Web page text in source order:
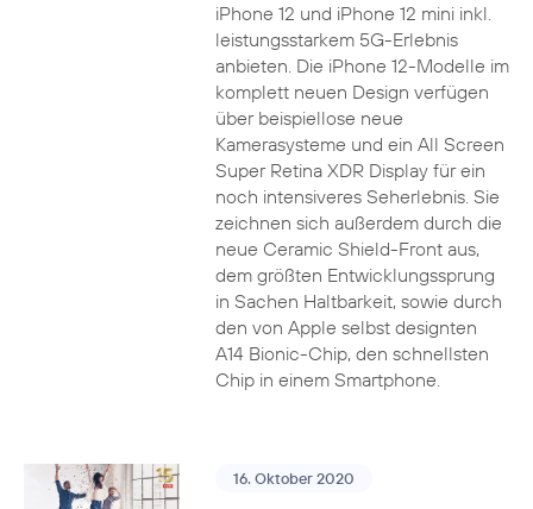
iPhone 12 und iPhone 12 mini inkl.
leistungsstarkem 5G-Erlebnis
anbieten. Die iPhone 12-Modelle im
komplett neuen Design verfügen
über beispiellose neue
Kamerasysteme und ein All Screen
Super Retina XDR Display für ein
noch intensiveres Seherlebnis. Sie
zeichnen sich außerdem durch die
neue Ceramic Shield-Front aus,
dem größten Entwicklungssprung
in Sachen Haltbarkeit, sowie durch
den von Apple selbst designten
A14 Bionic-Chip, den schnellsten
Chip in einem Smartphone.
16. Oktober 2020